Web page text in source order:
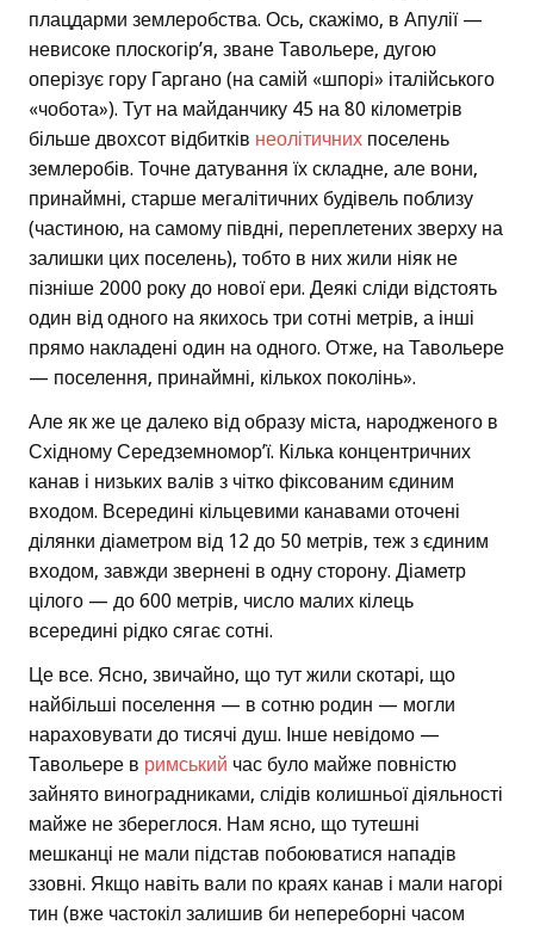
плацдарми землеробства. Ось, скажімо, в Апулії —
невисоке плоскогір’я, зване Тавольере, дугою
оперізує гору Гаргано (на самій «шпорі» італійського
«чобота»). Тут на майданчику 45 на 80 кілометрів
більше двохсот відбитків неолітичних поселень
землеробів. Точне датування їх складне, але вони,
принаймні, старше мегалітичних будівель поблизу
(частиною, на самому півдні, переплетених зверху на
залишки цих поселень), тобто в них жили ніяк не
пізніше 2000 року до нової ери. Деякі сліди відстоять
один від одного на якихось три сотні метрів, а інші
прямо накладені один на одного. Отже, на Тавольере
— поселення, принаймні, кількох поколінь».
Але як же це далеко від образу міста, народженого в
Східному Середземномор’ї. Кілька концентричних
канав і низьких валів з чітко фіксованим єдиним
входом. Всередині кільцевими канавами оточені
ділянки діаметром від 12 до 50 метрів, теж з єдиним
входом, завжди звернені в одну сторону. Діаметр
цілого — до 600 метрів, число малих кілець
всередині рідко сягає сотні.
Це все. Ясно, звичайно, що тут жили скотарі, що
найбільші поселення — в сотню родин — могли
нараховувати до тисячі душ. Інше невідомо —
Тавольере в римський час було майже повністю
зайнято виноградниками, слідів колишньої діяльності
майже не збереглося. Нам ясно, що тутешні
мешканці не мали підстав побоюватися нападів
ззовні. Якщо навіть вали по краях канав і мали нагорі
тин (вже частокіл залишив би непереборні часом